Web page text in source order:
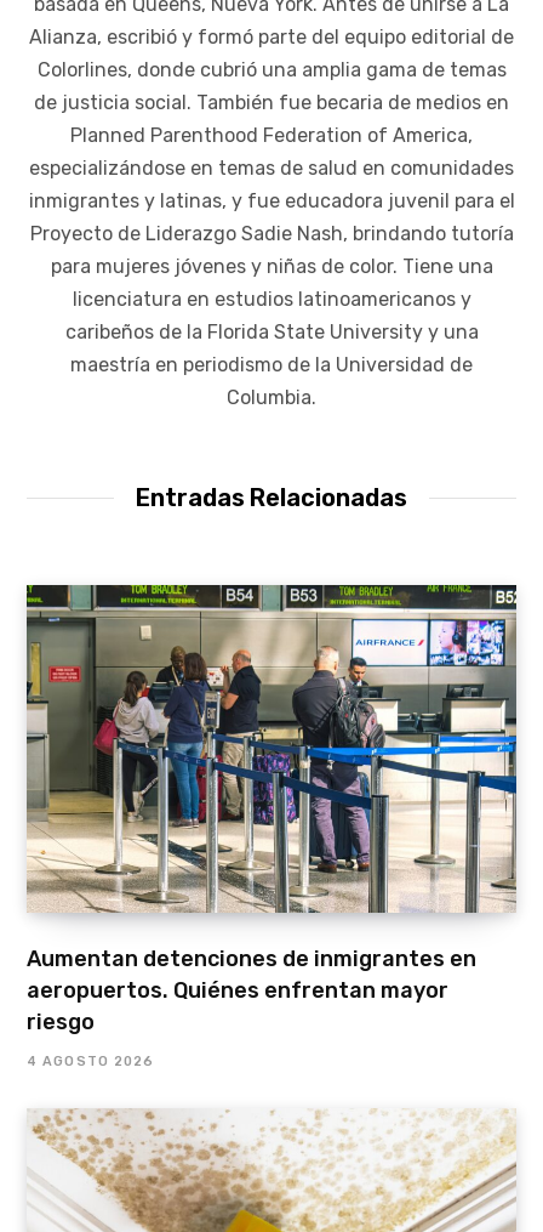
Alianza, escribió y formó parte del equipo editorial de
Colorlines, donde cubrió una amplia gama de temas
de justicia social. También fue becaria de medios en
Planned Parenthood Federation of America,
especializándose en temas de salud en comunidades
inmigrantes y latinas, y fue educadora juvenil para el
Proyecto de Liderazgo Sadie Nash, brindando tutoría
para mujeres jóvenes y niñas de color. Tiene una
licenciatura en estudios latinoamericanos y
caribeños de la Florida State University y una
maestría en periodismo de la Universidad de
Columbia.
Entradas Relacionadas
Aumentan detenciones de inmigrantes en
aeropuertos. Quiénes enfrentan mayor
riesgo
4 AGOSTO 2026